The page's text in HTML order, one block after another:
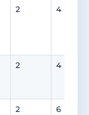
2 4
2 4
2 6